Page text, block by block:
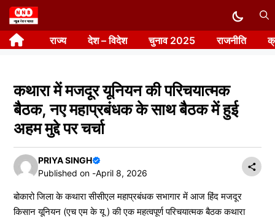
Skip
to
content राज्य देश – विदेश चुनाव 2025 राजनीति
कथारा में मजदूर यूनियन की परिचयात्मक
बैठक, नए महाप्रबंधक के साथ बैठक में हुई
अहम मुद्दे पर चर्चा
PRIYA SINGH
Published on -April 8, 2026
बोकारो जिला के कथारा सीसीएल महाप्रबंधक सभागार में आज हिंद मजदूर
किसान यूनियन (एच एम के यू ) की एक महत्वपूर्ण परिचयात्मक बैठक कथारा